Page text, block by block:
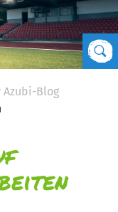
Azubi-Blog